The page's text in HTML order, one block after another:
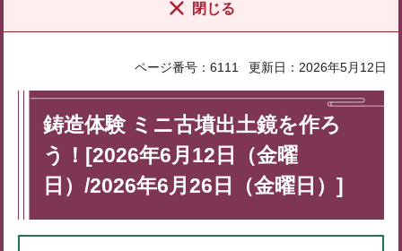
閉じる
ページ番号：6111 更新日：2026年5月12日
鋳造体験 ミニ古墳出土鏡を作ろ
う！[2026年6月12日（金曜
日）/2026年6月26日（金曜日）]